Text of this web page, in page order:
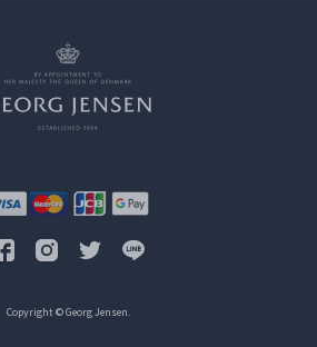
Copyright © Georg Jensen.